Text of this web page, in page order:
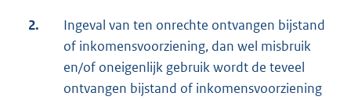
2.
Ingeval van ten onrechte ontvangen bijstand
of inkomensvoorziening, dan wel misbruik
en/of oneigenlijk gebruik wordt de teveel
ontvangen bijstand of inkomensvoorziening